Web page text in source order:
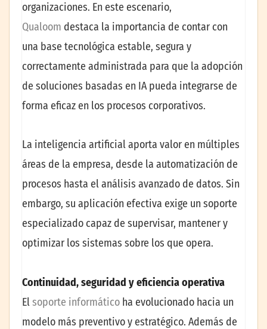
organizaciones. En este escenario,
Qualoom destaca la importancia de contar con
una base tecnológica estable, segura y
correctamente administrada para que la adopción
de soluciones basadas en IA pueda integrarse de
forma eficaz en los procesos corporativos.
La inteligencia artificial aporta valor en múltiples
áreas de la empresa, desde la automatización de
procesos hasta el análisis avanzado de datos. Sin
embargo, su aplicación efectiva exige un soporte
especializado capaz de supervisar, mantener y
optimizar los sistemas sobre los que opera.
Continuidad, seguridad y eficiencia operativa
Elsoporte informático ha evolucionado hacia un
modelo más preventivo y estratégico. Además de